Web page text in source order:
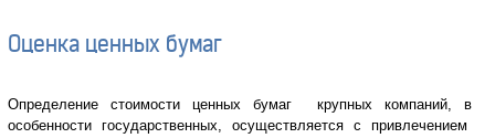
Оценка ценных бумаг
Определение стоимости ценных бумаг крупных компаний, в
особенности государственных, осуществляется с привлечением